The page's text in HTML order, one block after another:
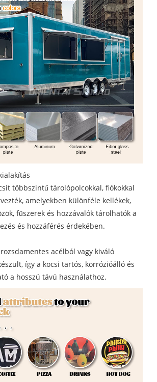
többszintű tárolópolcokkal, fiókokkal
amelyekben különféle kellékek,
fűszerek és hozzávalók tárolhatók a
és hozzáférés érdekében.
acélból vagy kiváló
így a kocsi tartós, korrózióálló és
a hosszú távú használathoz.